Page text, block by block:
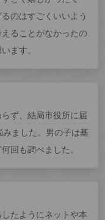
のはすごくいいよう
ることがなかったの
ます。
ず、結局市役所に届
ました。男の子は基
回も調べました。
たようにネットや本